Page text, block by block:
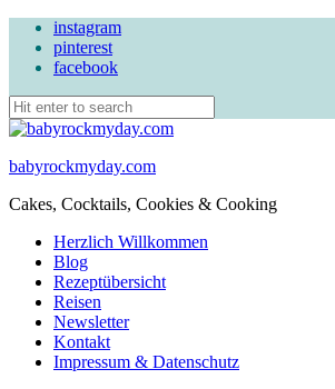
instagram
pinterest
facebook
babyrockmyday.com
Cakes, Cocktails, Cookies & Cooking
Herzlich Willkommen
Blog
Rezeptübersicht
Reisen
Newsletter
Kontakt
Impressum & Datenschutz